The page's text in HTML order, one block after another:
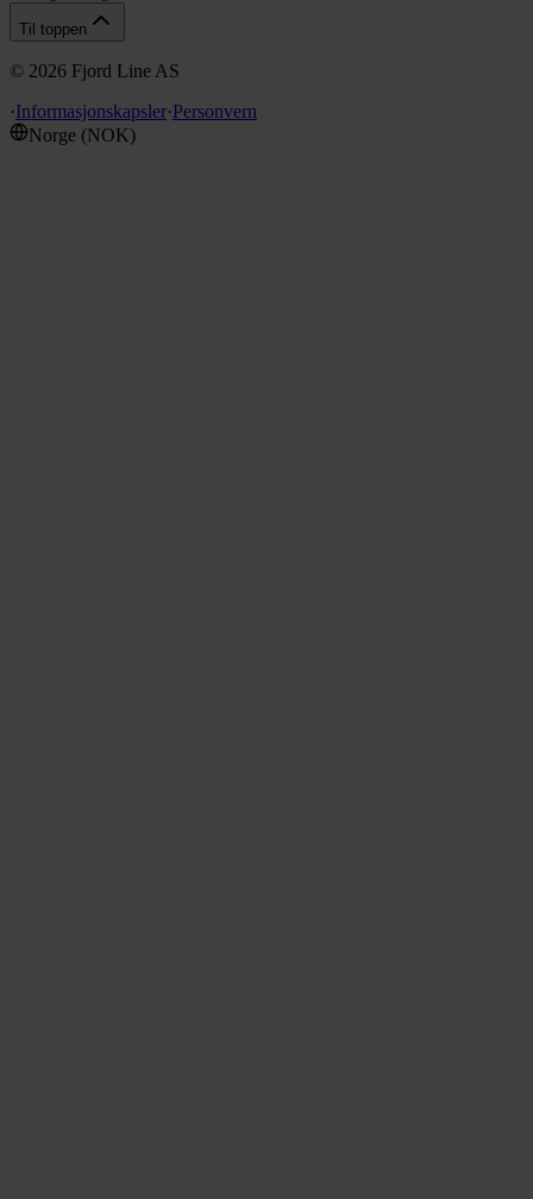
Til toppen
© 2026 Fjord Line AS
·Informasjonskapsler·Personvern
Norge (NOK)